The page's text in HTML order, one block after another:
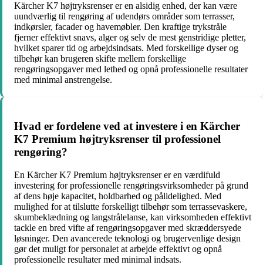
Kärcher K7 højtryksrenser er en alsidig enhed, der kan være
uundværlig til rengøring af udendørs områder som terrasser,
indkørsler, facader og havemøbler. Den kraftige trykstråle
fjerner effektivt snavs, alger og selv de mest genstridige pletter,
hvilket sparer tid og arbejdsindsats. Med forskellige dyser og
tilbehør kan brugeren skifte mellem forskellige
rengøringsopgaver med lethed og opnå professionelle resultater
med minimal anstrengelse.
Hvad er fordelene ved at investere i en Kärcher
K7 Premium højtryksrenser til professionel
rengøring?
En Kärcher K7 Premium højtryksrenser er en værdifuld
investering for professionelle rengøringsvirksomheder på grund
af dens høje kapacitet, holdbarhed og pålidelighed. Med
mulighed for at tilslutte forskelligt tilbehør som terrassevaskere,
skumbeklædning og langstrålelanse, kan virksomheden effektivt
tackle en bred vifte af rengøringsopgaver med skræddersyede
løsninger. Den avancerede teknologi og brugervenlige design
gør det muligt for personalet at arbejde effektivt og opnå
professionelle resultater med minimal indsats.